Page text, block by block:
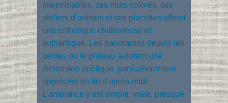
interminables, ses murs colorés, ses
ateliers d’artistes et ses placettes offrent
une esthétique chaleureuse et
authentique. Les panoramas depuis les
pentes ou le plateau ajoutent une
dimension poétique, particulièrement
appréciée en fin d’après-midi.
L’ambiance y est simple, vraie, presque